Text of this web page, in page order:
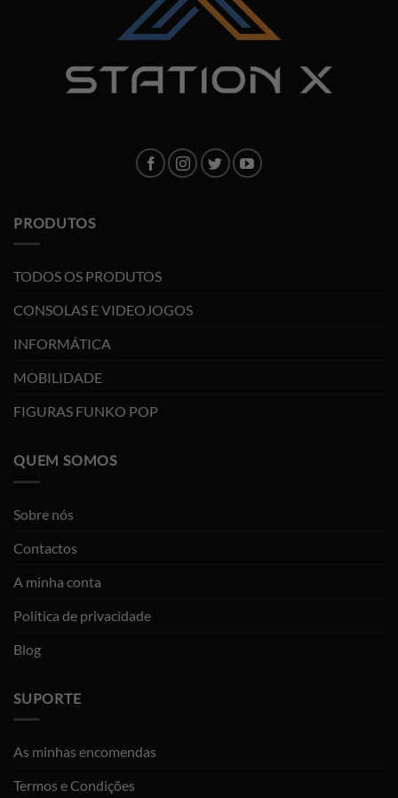
PRODUTOS
TODOS OS PRODUTOS
CONSOLAS E VIDEOJOGOS
INFORMÁTICA
MOBILIDADE
FIGURAS FUNKO POP
QUEM SOMOS
Sobre nós
Contactos
A minha conta
Política de privacidade
Blog
SUPORTE
As minhas encomendas
Termos e Condições